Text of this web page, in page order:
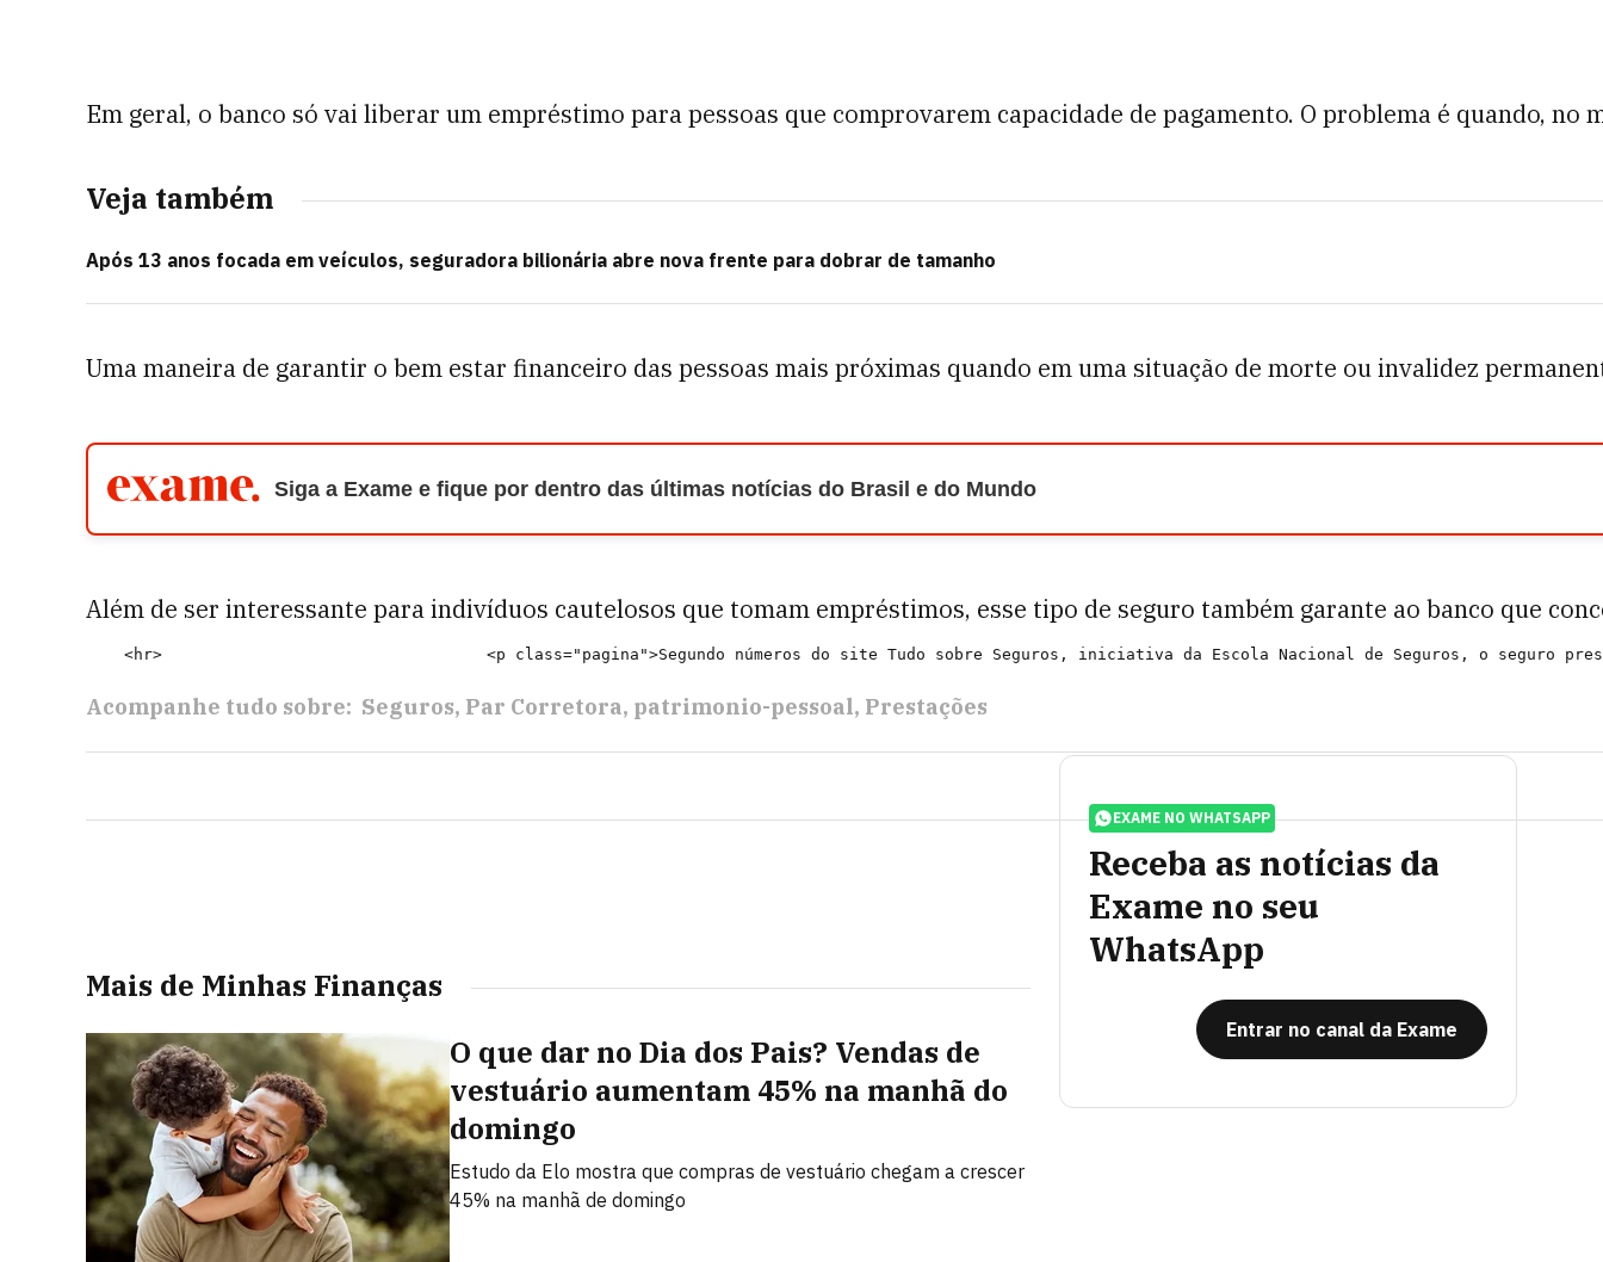
Em geral, o banco só vai liberar um empréstimo para pessoas que comprovarem capacidade de pagamento. O problema é quando,
Veja também
Após 13 anos focada em veículos, seguradora bilionária abre nova frente para dobrar de tamanho
Uma maneira de garantir o bem estar financeiro das pessoas mais próximas quando em uma situação de morte ou invalidez
Siga a Exame e fique por dentro das últimas notícias do Brasil e do Mundo
Além de ser interessante para indivíduos cautelosos que tomam empréstimos, esse tipo de seguro também garante ao banco que
Acompanhe tudo sobre: Seguros Par Corretora patrimonio-pessoal Prestações
Mais de Minhas Finanças
O que dar no Dia dos Pais? Vendas de
vestuário aumentam 45% na manhã do
domingo
Estudo da Elo mostra que compras de vestuário chegam a crescer
45% na manhã de domingo
EXAME NO WHATSAPP
Receba as notícias da
Exame no seu
WhatsApp
Entrar no canal da Exame